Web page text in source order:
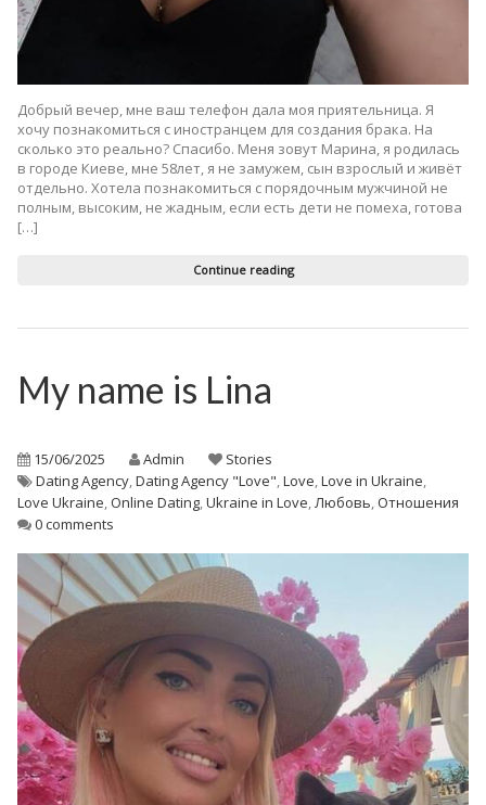
Добрый вечер, мне ваш телефон дала моя приятельница. Я
хочу познакомиться с иностранцем для создания брака. На
сколько это реально? Спасибо. Меня зовут Марина, я родилась
в городе Киеве, мне 58лет, я не замужем, сын взрослый и живёт
отдельно. Хотела познакомиться с порядочным мужчиной не
полным, высоким, не жадным, если есть дети не помеха, готова
[…]
Continue reading
My name is Lina
15/06/2025 Admin
Stories
Dating Agency,Dating Agency "Love",Love,Love in Ukraine,
Love Ukraine,Online Dating,Ukraine in Love,Любовь,Отношения
0 comments